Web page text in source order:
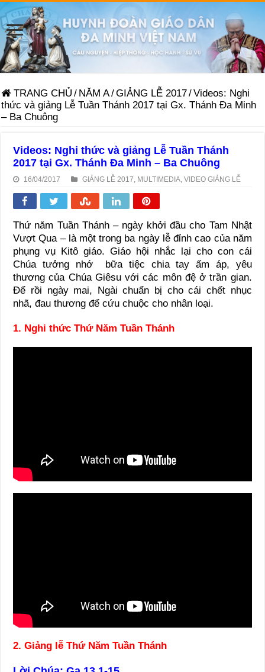
TRANG CHỦ / NĂM A/GIẢNG LỄ 2017/Videos: Nghi
thức và giảng Lễ Tuần Thánh 2017 tại Gx. Thánh Đa Minh
– Ba Chuông
Videos: Nghi thức và giảng Lễ Tuần Thánh
2017 tại Gx. Thánh Đa Minh – Ba Chuông
16/04/2017 GIẢNG LỄ 2017 MULTIMEDIA ,VIDEO GIẢNG LỄ
Thứ năm Tuần Thánh – ngày khởi đầu cho Tam Nhật
Vượt Qua – là một trong ba ngày lễ đỉnh cao của năm
phụng vụ Kitô giáo. Giáo hội nhắc lại cho con cái
Chúa tưởng nhớ bữa tiệc chia tay ấm áp, yêu
thương của Chúa Giêsu với các môn đệ ở trần gian.
Để rồi ngày mai, Ngài chuẩn bị cho cái chết nhục
nhã, đau thương để cứu chuộc cho nhân loại.
1. Nghi thức Thứ Năm Tuần Thánh
2. Giảng lễ Thứ Năm Tuần Thánh